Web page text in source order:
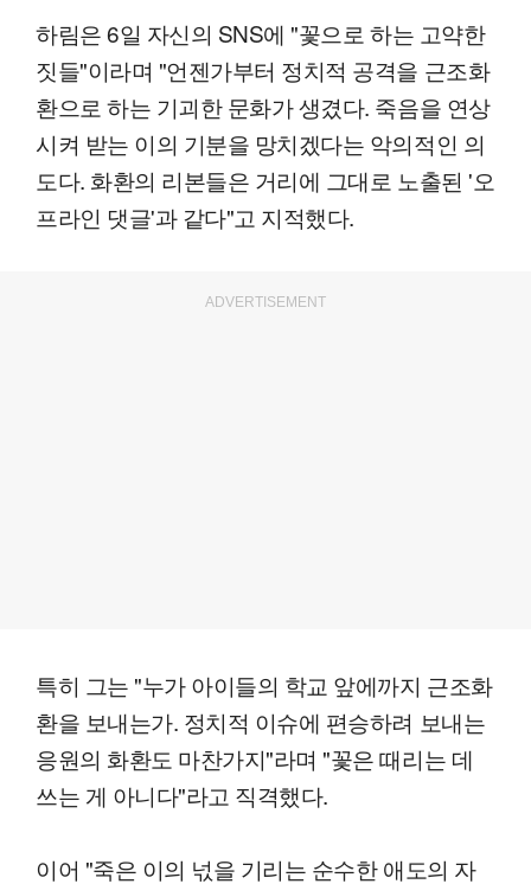
하림은 6일 자신의 SNS에 "꽃으로 하는 고약한
짓들"이라며 "언젠가부터 정치적 공격을 근조화
환으로 하는 기괴한 문화가 생겼다. 죽음을 연상
시켜 받는 이의 기분을 망치겠다는 악의적인 의
도다. 화환의 리본들은 거리에 그대로 노출된 '오
프라인 댓글'과 같다"고 지적했다.
ADVERTISEMENT
특히 그는 "누가 아이들의 학교 앞에까지 근조화
환을 보내는가. 정치적 이슈에 편승하려 보내는
응원의 화환도 마찬가지"라며 "꽃은 때리는 데
쓰는 게 아니다"라고 직격했다.
이어 "죽은 이의 넋을 기리는 순수한 애도의 자